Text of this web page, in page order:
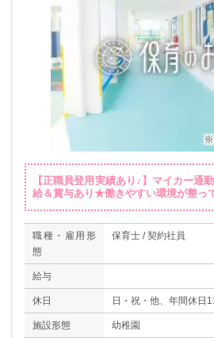
【正職員登用実績あり♪】マイカー通
給＆賞与あり★働きやすい環境が整っ
職種・雇用形
態
保育士 / 契約社員
給与
休日 日・祝・他、年間休日
施設形態 幼稚園